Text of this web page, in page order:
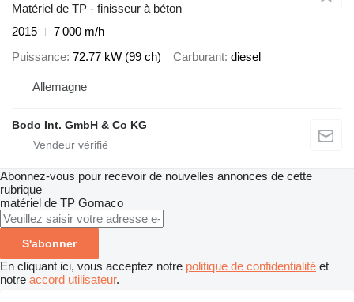
Matériel de TP - finisseur à béton
2015
7 000 m/h
Puissance 72.77 kW (99 ch) Carburant diesel
Allemagne
Bodo Int. GmbH & Co KG
Abonnez-vous pour recevoir de nouvelles annonces de cette
rubrique
matériel de TP Gomaco
S'abonner
En cliquant ici, vous acceptez notre politique de confidentialité et
notre accord utilisateur.